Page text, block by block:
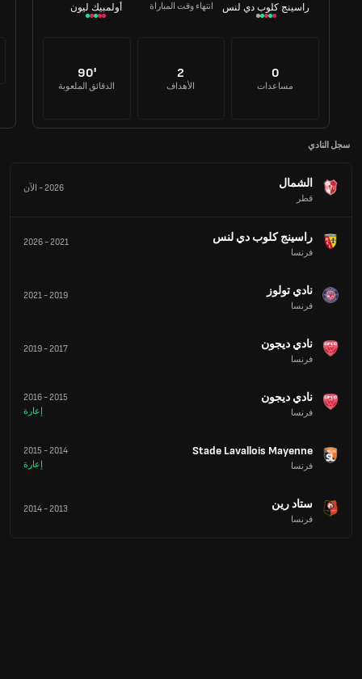
أولمبيك ليون انتهاء وقت المباراة راسينج كلوب دي لنس
90'
الدقائق الملعوبة
2
الأهداف
0
مساعدات
سجل النادي
الشمال
قطر
2026
- الآن
راسينج كلوب دي لنس
فرنسا
2021
-
2026
نادي تولوز
فرنسا
2019
-
2021
نادي ديجون
فرنسا
2017
-
2019
نادي ديجون
فرنسا
2015
-
2016
إعارة
Stade Lavallois Mayenne
فرنسا
2014
-
2015
إعارة
ستاد رين
فرنسا
2013
-
2014